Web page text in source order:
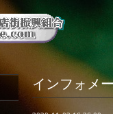
インフォメ